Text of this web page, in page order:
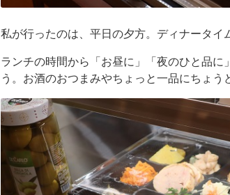
私が行ったのは、平日の夕方。ディナータイ
ランチの時間から「お昼に」「夜のひと品
う。お酒のおつまみやちょっと一品にちょう